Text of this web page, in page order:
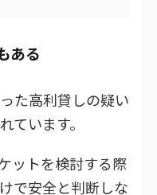
ある
た高利貸しの疑い
ています。
ットを検討する際
で安全と判断しな